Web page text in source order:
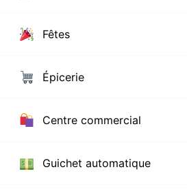
Fêtes
Épicerie
Centre commercial
Guichet automatique